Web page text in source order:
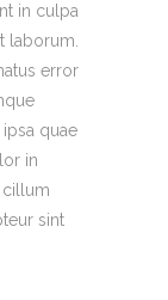
in culpa
laborum.
error
quae
in
cillum
sint